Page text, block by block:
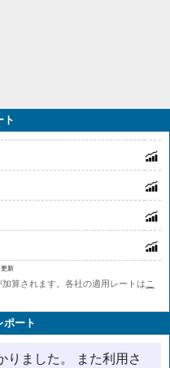
ト
更新
算されます。各社の適用レートは こ
ポート
りました。 また利用さ